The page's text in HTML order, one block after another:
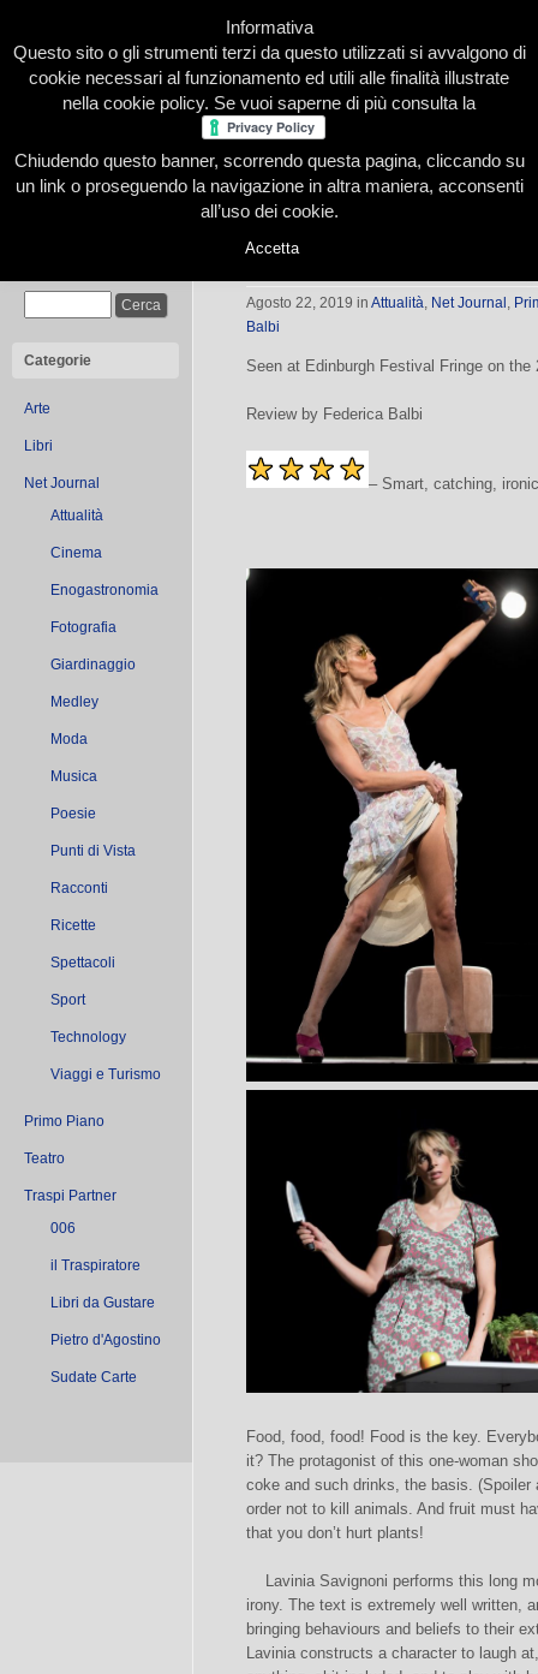
Home Presentazione Redazione Le nostre firme
Categorie
Arte
Libri
Net Journal
Attualità
Cinema
Enogastronomia
Fotografia
Giardinaggio
Medley
Moda
Musica
Poesie
Punti di Vista
Racconti
Ricette
Spettacoli
Sport
Technology
Viaggi e Turismo
Primo Piano
Teatro
Traspi Partner
006
il Traspiratore
Libri da Gustare
Pietro d'Agostino
Sudate Carte
The Perfect Body
Agosto 22, 2019 in Attualità, Net Journal ,
Balbi
Seen at Edinburgh Festival Fringe on the
Review by Federica Balbi
– Smart, catching, ironic
Food, food, food! Food is the key.
it? The protagonist of this one-woman
coke and such drinks, the basis.
order not to kill animals. And fruit must
that you don’t hurt plants!
Lavinia Savignoni performs this long
irony. The text is extremely well written,
bringing behaviours and beliefs to their
Lavinia constructs a character to laugh
Informativa
Questo sito o gli strumenti terzi da questo utilizzati si avvalgono di
cookie necessari al funzionamento ed utili alle finalità illustrate
nella cookie policy. Se vuoi saperne di più consulta la
Chiudendo questo banner, scorrendo questa pagina, cliccando su
un link o proseguendo la navigazione in altra maniera, acconsenti
all’uso dei cookie.
Accetta